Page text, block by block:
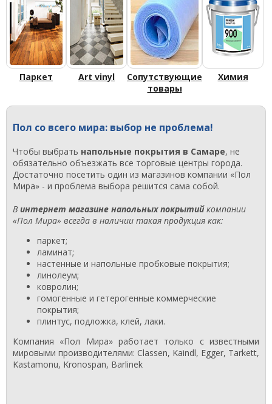
Паркет Art vinyl
Сопутствующие
товары
Химия
Пол со всего мира: выбор не проблема!
Чтобы выбрать напольные покрытия в Самаре, не
обязательно объезжать все торговые центры города.
Достаточно посетить один из магазинов компании «Пол
Мира» - и проблема выбора решится сама собой.
Винтернет магазине напольных покрытийкомпании
«Пол Мира» всегда в наличии такая продукция как:
паркет;
ламинат;
настенные и напольные пробковые покрытия;
линолеум;
ковролин;
гомогенные и гетерогенные коммерческие
покрытия;
плинтус, подложка, клей, лаки.
Компания «Пол Мира» работает только с известными
мировыми производителями: Classen, Kaindl, Egger, Tarkett,
Kastamonu, Kronospan, Barlinek